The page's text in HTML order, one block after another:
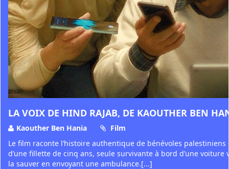
LA VOIX DE HIND RAJAB, DE KAOUTHER BEN
Kaouther Ben Hania
Film
Le film raconte l’histoire authentique de bénévoles
d’une fillette de cinq ans, seule survivante à bord d’une
la sauver en envoyant une ambulance.[...]